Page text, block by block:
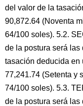
del valor de la
90,872.64 (Noventa
64/100 soles). 5.2.
de la postura será las
tasación deducida en
77,241.74 (Setenta y
74/100 soles). 5.3.
de la postura será las